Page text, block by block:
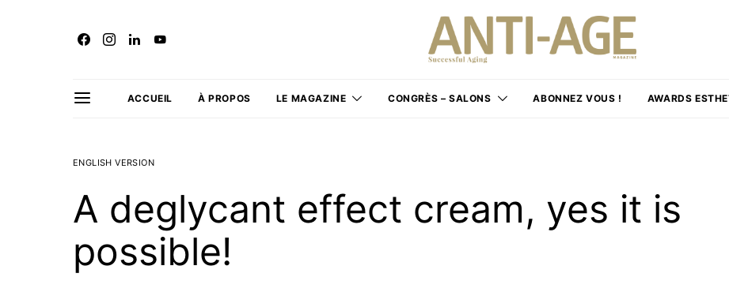
ACCUEIL À PROPOS LE MAGAZINE CONGRÈS – SALONS ABONNEZ VOUS ! AWARDS
ENGLISH VERSION
A deglycant effect cream, yes it is
possible!